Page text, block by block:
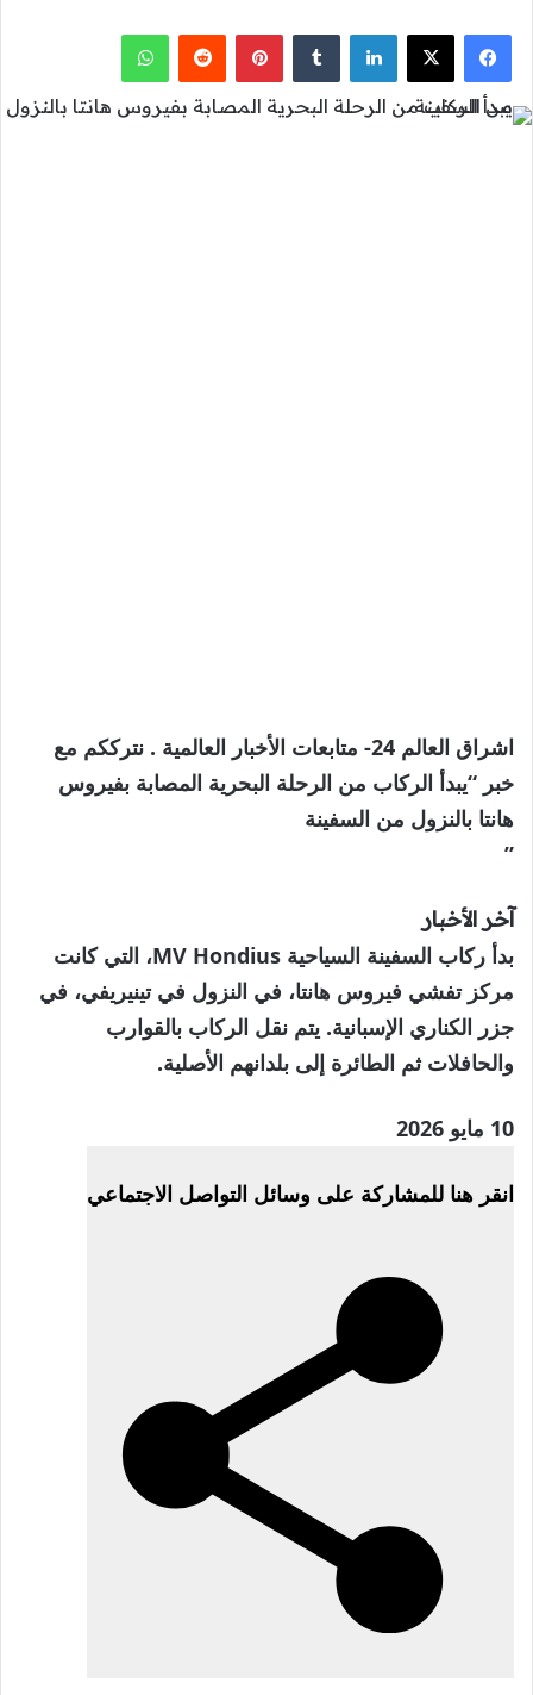
فيسبوك
‫X لينكدإن بينتيريست واتساب
اشراق العالم 24- متابعات الأخبار العالمية . نترككم مع
خبر “يبدأ الركاب من الرحلة البحرية المصابة بفيروس
هانتا بالنزول من السفينة
”
آخر الأخبار
بدأ ركاب السفينة السياحية MV Hondius، التي كانت
مركز تفشي فيروس هانتا، في النزول في تينيريفي، في
جزر الكناري الإسبانية. يتم نقل الركاب بالقوارب
والحافلات ثم الطائرة إلى بلدانهم الأصلية.
نُشرت
10
10 مايو 2026
انقر هنا للمشاركة على وسائل التواصل الاجتماعي